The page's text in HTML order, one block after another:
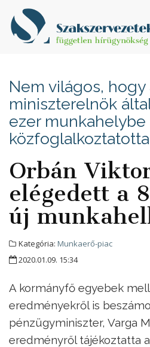
Nem világos, hogy
miniszterelnök
ezer
Orbán
elégedett a
új
Kategória: Munkaerő-piac
2020.01.09. 15:34
A kormányfő egyebek
eredményekről is
pénzügyminiszter, Varga
eredményről tájékoztatta